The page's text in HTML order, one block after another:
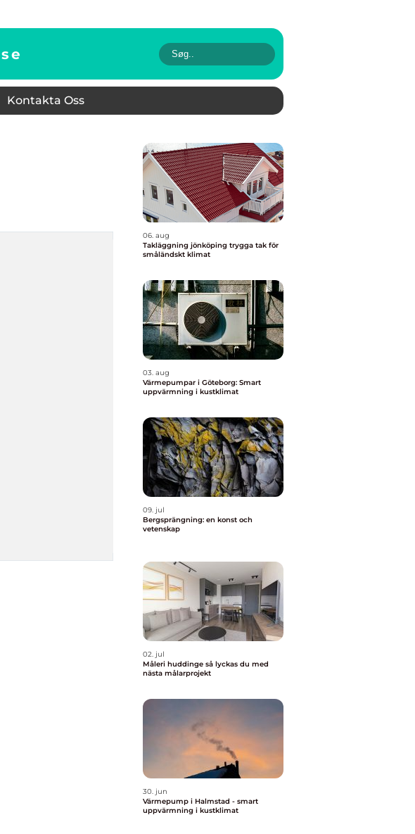
se
Kontakta Oss
06. aug
Takläggning jönköping trygga tak för
småländskt klimat
03. aug
Värmepumpar i Göteborg: Smart
uppvärmning i kustklimat
09. jul
Bergsprängning: en konst och
vetenskap
02. jul
Måleri huddinge så lyckas du med
nästa målarprojekt
30. jun
Värmepump i Halmstad - smart
uppvärmning i kustklimat